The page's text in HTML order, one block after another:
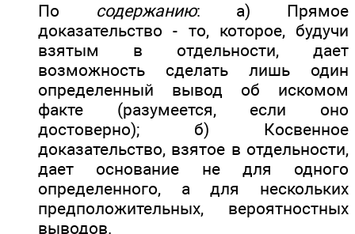
По содержанию: а) Прямое
доказательство - то, которое, будучи
взятым в отдельности, дает
возможность сделать лишь один
определенный вывод об искомом
факте (разумеется, если оно
достоверно); б) Косвенное
доказательство, взятое в отдельности,
дает основание не для одного
определенного, а для нескольких
предположительных, вероятностных
выводов.